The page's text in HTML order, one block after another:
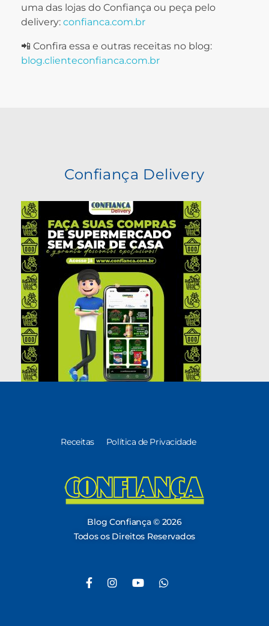
uma das lojas do Confiança ou peça pelo
delivery: confianca.com.br
📲 Confira essa e outras receitas no blog:
blog.clienteconfianca.com.br
Confiança Delivery
Receitas Política de Privacidade
Blog Confiança © 2026
Todos os Direitos Reservados